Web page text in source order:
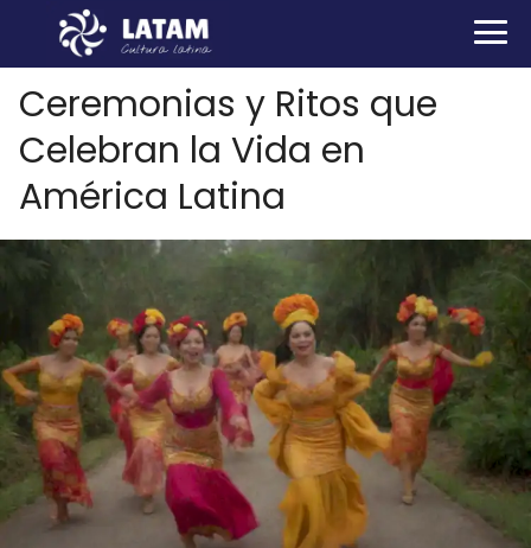
Ceremonias y Ritos que
Celebran la Vida en
América Latina